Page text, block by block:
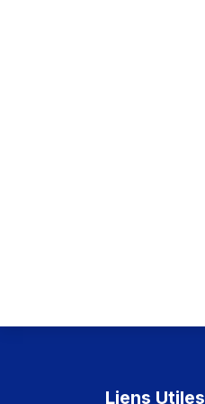
Liens Utiles